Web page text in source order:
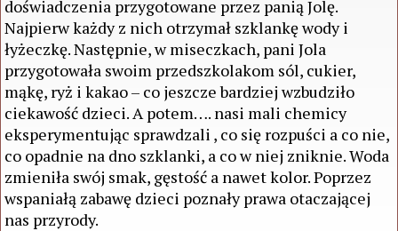
doświadczenia przygotowane przez panią Jolę.
Najpierw każdy z nich otrzymał szklankę wody i
łyżeczkę. Następnie, w miseczkach, pani Jola
przygotowała swoim przedszkolakom sól, cukier,
mąkę, ryż i kakao – co jeszcze bardziej wzbudziło
ciekawość dzieci. A potem…. nasi mali chemicy
eksperymentując sprawdzali , co się rozpuści a co nie,
co opadnie na dno szklanki, a co w niej zniknie. Woda
zmieniła swój smak, gęstość a nawet kolor. Poprzez
wspaniałą zabawę dzieci poznały prawa otaczającej
nas przyrody.